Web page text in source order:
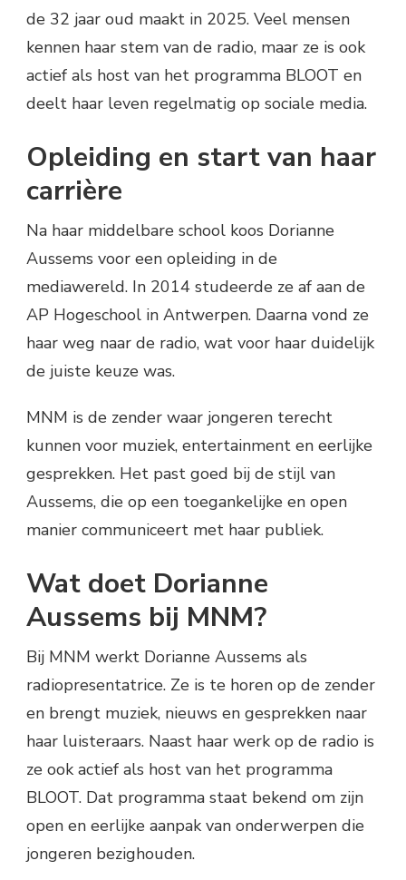
de 32 jaar oud maakt in 2025. Veel mensen
kennen haar stem van de radio, maar ze is ook
actief als host van het programma BLOOT en
deelt haar leven regelmatig op sociale media.
Opleiding en start van haar
carrière
Na haar middelbare school koos Dorianne
Aussems voor een opleiding in de
mediawereld. In 2014 studeerde ze af aan de
AP Hogeschool in Antwerpen. Daarna vond ze
haar weg naar de radio, wat voor haar duidelijk
de juiste keuze was.
MNM is de zender waar jongeren terecht
kunnen voor muziek, entertainment en eerlijke
gesprekken. Het past goed bij de stijl van
Aussems, die op een toegankelijke en open
manier communiceert met haar publiek.
Wat doet Dorianne
Aussems bij MNM?
Bij MNM werkt Dorianne Aussems als
radiopresentatrice. Ze is te horen op de zender
en brengt muziek, nieuws en gesprekken naar
haar luisteraars. Naast haar werk op de radio is
ze ook actief als host van het programma
BLOOT. Dat programma staat bekend om zijn
open en eerlijke aanpak van onderwerpen die
jongeren bezighouden.